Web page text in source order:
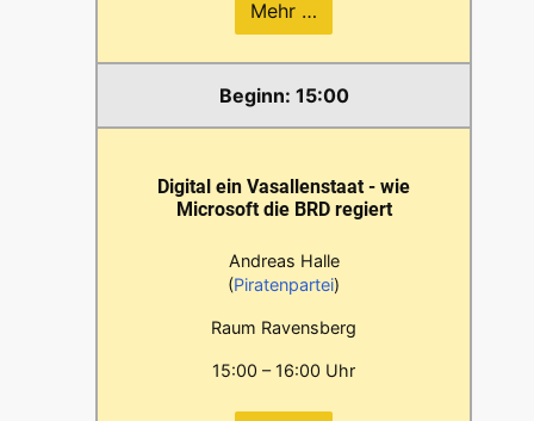
Mehr …
15:00
Digital ein Vasallenstaat - wie
Microsoft die BRD regiert
Andreas Halle
(Piratenpartei)
Raum Ravensberg
15:00 – 16:00 Uhr